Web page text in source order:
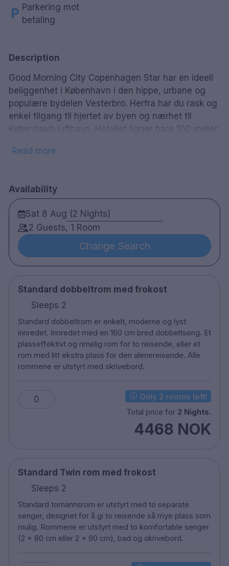
local_parking Parkering mot
betaling
Description
Good Morning City Copenhagen Star har en ideell
beliggenhet i København i den hippe, urbane og
populære bydelen Vesterbro. Herfra har du rask og
enkel tilgang til hjertet av byen og nærhet til
København lufthavn. Hotellet ligger bare 100 meter
finner du tivoli fornøyelsespark, Town Hall Plaza og
komforten til alle de bekvemmeligheter og ene
kommer i pris. Hotellet er stolt av servicenivået de
tilbyr, og enten du vil ligge i sengen eller stå opp
og utforske byen, er hotellet designet for å støtte
deg hele veien. Copenhagen Star tilbyr en
avslappende bar og en vakker gårdsplass samt
muligheten til å starte morgenen med en solid
134 rom
Dobbel rom og familierom
Bad med dusj
Gratis WiFi
TV
Safe
Vaskeri
Strykejern/ strykebrett ved forespørsel
Sen- utsjekking koster ekstra - med forbehold
om tilgjengelighet
Husdyr er tillatt mot et gebyr
Parkering mot en avgift
Røykfritt
100 meter til København sentralstasjon
Read more
Availability
Sat 8 Aug (2 Nights)
2 Guests, 1 Room
Change Search
Standard dobbeltrom med frokost
Sleeps 2
Standard dobbeltrom er enkelt, moderne og lyst
innredet. Innredet med en 160 cm bred dobbeltseng. Et
plasseffektivt og rimelig rom for to reisende, eller et
rom med litt ekstra plass for den alenereisende. Alle
rommene er utstyrt med skrivebord.
0
Only 2 rooms left!
Total price for 2 Nights.
4468 NOK
Standard Twin rom med frokost
Sleeps 2
Standard tomannsrom er utstyrt med to separate
senger, designet for å gi to reisende så mye plass som
mulig. Rommene er utstyrt med to komfortable senger
(2 x 80 cm eller 2 x 90 cm), bad og skrivebord.